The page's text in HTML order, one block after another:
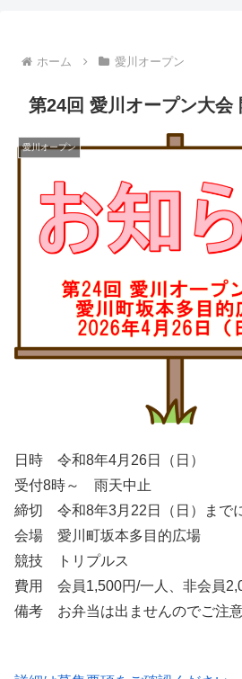
ホーム 愛川オープン
第24回 愛川オープン大会
愛川オープン
日時 令和8年4月26日（日）
受付8時～ 雨天中止
締切 令和8年3月22日（日）まで
会場 愛川町坂本多目的広場
競技 トリプルス
費用 会員1,500円/一人、非会員
備考 お弁当は出ませんのでご注意